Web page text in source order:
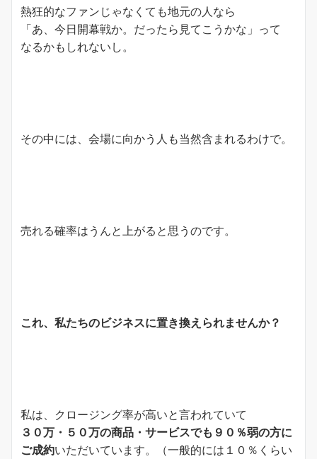
熱狂的なファンじゃなくても地元の人なら
「あ、今日開幕戦か。だったら見てこうかな」って
なるかもしれないし。
その中には、会場に向かう人も当然含まれるわけで。
売れる確率はうんと上がると思うのです。
これ、私たちのビジネスに置き換えられませんか？
私は、クロージング率が高いと言われていて
３０万・５０万の商品・サービスでも９０％弱の方に
ご成約いただいています。（一般的には１０％くらい